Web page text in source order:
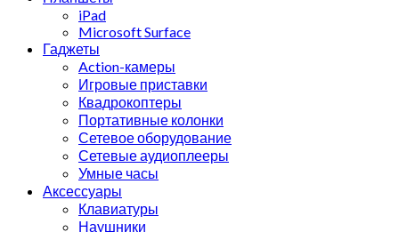
iPad
Microsoft Surface
Гаджеты
Action-камеры
Игровые приставки
Квадрокоптеры
Портативные колонки
Сетевое оборудование
Сетевые аудиоплееры
Умные часы
Аксессуары
Клавиатуры
Наушники